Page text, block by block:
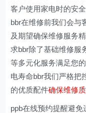
客户使用家电时的安
bbr在维修前我们会与
及期望确保维修服务
求bbr除了基础维修服
等多元化服务满足您
电寿命bbr我们严格把
的优质配件确保维修
ppb在线预约提醒避